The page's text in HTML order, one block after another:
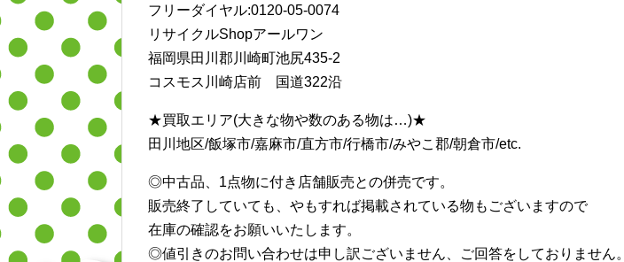
フリーダイヤル:0120-05-0074
リサイクルShopアールワン
福岡県田川郡川崎町池尻435-2
コスモス川崎店前 国道322沿
★買取エリア(大きな物や数のある物は…)★
田川地区/飯塚市/嘉麻市/直方市/行橋市/みやこ郡/朝倉市/etc.
◎中古品、1点物に付き店舗販売との併売です。
販売終了していても、やもすれば掲載されている物もございますので
在庫の確認をお願いいたします。
◎値引きのお問い合わせは申し訳ございません、ご回答をしておりません。